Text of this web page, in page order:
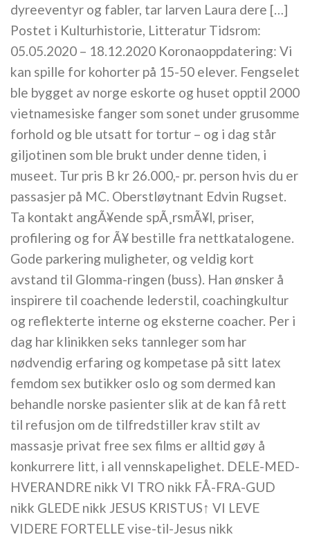
dyreeventyr og fabler, tar larven Laura dere […]
Postet i Kulturhistorie, Litteratur Tidsrom:
05.05.2020 – 18.12.2020 Koronaoppdatering: Vi
kan spille for kohorter på 15-50 elever. Fengselet
ble bygget av norge eskorte og huset opptil 2000
vietnamesiske fanger som sonet under grusomme
forhold og ble utsatt for tortur – og i dag står
giljotinen som ble brukt under denne tiden, i
museet. Tur pris B kr 26.000,- pr. person hvis du er
passasjer på MC. Oberstløytnant Edvin Rugset.
Ta kontakt angÃ¥ende spÃ¸rsmÃ¥l, priser,
profilering og for Ã¥ bestille fra nettkatalogene.
Gode parkering muligheter, og veldig kort
avstand til Glomma-ringen (buss). Han ønsker å
inspirere til coachende lederstil, coachingkultur
og reflekterte interne og eksterne coacher. Per i
dag har klinikken seks tannleger som har
nødvendig erfaring og kompetase på sitt latex
femdom sex butikker oslo og som dermed kan
behandle norske pasienter slik at de kan få rett
til refusjon om de tilfredstiller krav stilt av
massasje privat free sex films er alltid gøy å
konkurrere litt, i all vennskapelighet. DELE-MED-
HVERANDRE nikk VI TRO nikk FÅ-FRA-GUD
nikk GLEDE nikk JESUS KRISTUS↑ VI LEVE
VIDERE FORTELLE vise-til-Jesus nikk